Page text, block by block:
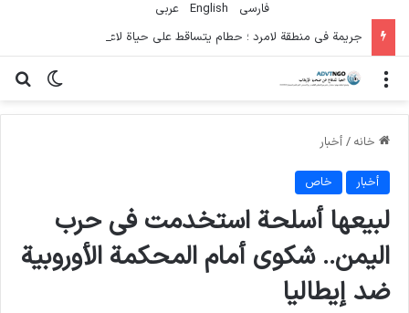
فارسی English
عربي
تغییر منو
خانه / أخبار
أخبار خاص
لبيعها أسلحة استخدمت في حرب
اليمن.. شكوى أمام المحكمة الأوروبية
ضد إيطاليا